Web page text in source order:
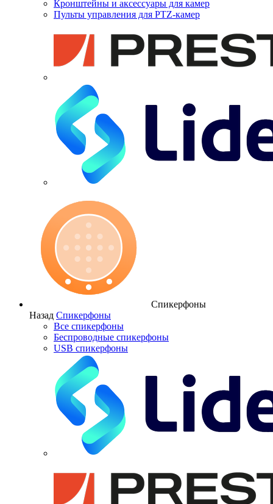
Кронштейны и аксессуары для камер
Пульты управления для PTZ-камер
Спикерфоны
Назад Спикерфоны
Все спикерфоны
Беспроводные спикерфоны
USB спикерфоны